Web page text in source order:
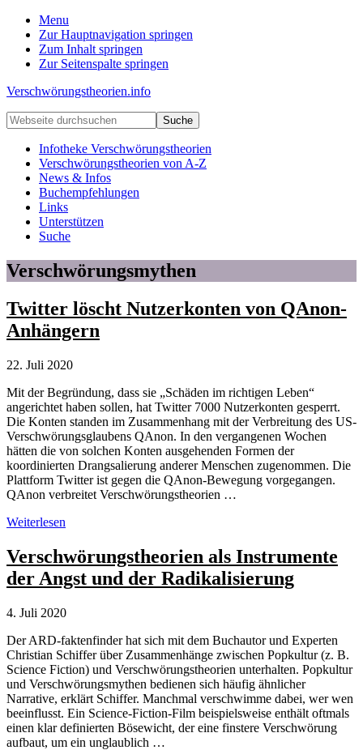
Menu
Zur Hauptnavigation springen
Zum Inhalt springen
Zur Seitenspalte springen
Verschwörungstheorien.info
Beiträge
zu
Merkmalen,
Funktionen
Risiken
konspirationistischen
Denkens
Webseite
durchsuchen
Infotheke Verschwörungstheorien
Verschwörungstheorien von A-Z
News & Infos
Buchempfehlungen
Links
Unterstützen
Suche
Verschwörungsmythen
Twitter löscht Nutzerkonten von QAnon-
Anhängern
22. Juli 2020
Mit der Begründung, dass sie „Schäden im richtigen Leben“
angerichtet haben sollen, hat Twitter 7000 Nutzerkonten gesperrt.
Die Konten standen im Zusammenhang mit der Verbreitung des US-
Verschwörungsglaubens QAnon. In den vergangenen Wochen
hätten die von solchen Konten ausgehenden Formen der
koordinierten Drangsalierung anderer Menschen zugenommen. Die
Plattform Twitter ist gegen die QAnon-Bewegung vorgegangen.
QAnon verbreitet Verschwörungstheorien …
Twitter
Nutzerkonten
von
QAnon-
Weiterlesen
Verschwörungstheorien als Instrumente
der Angst und der Radikalisierung
4. Juli 2020
Der ARD-faktenfinder hat sich mit dem Buchautor und Experten
Christian Schiffer über Zusammenhänge zwischen Popkultur (z. B.
Science Fiction) und Verschwörungstheorien unterhalten. Popkultur
und Verschwörungsmythen bedienen sich häufig ähnlicher
Narrative, erklärt Schiffer. Manchmal verschwimme dabei, wer wen
beeinflusst. Ein Science-Fiction-Film beispielsweise enthält oftmals
einen klar definierten Bösewicht, der eine finstere Verschwörung
aufbaut, um ein unglaublich …